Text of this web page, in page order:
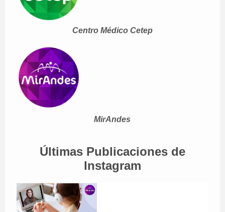
Centro Médico Cetep
MirAndes
Últimas Publicaciones de
Instagram